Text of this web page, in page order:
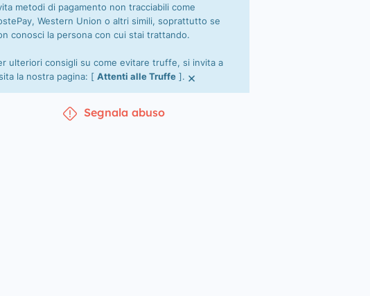
metodi di pagamento non tracciabili come
Western Union o altri simili, soprattutto se
conosci la persona con cui stai trattando.
ulteriori consigli su come evitare truffe, si invita a
la nostra pagina: [Attenti alle Truffe ]. ×
Segnala abuso